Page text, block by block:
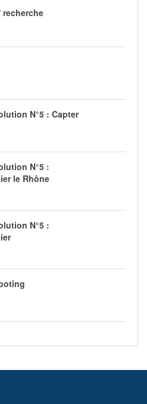
N°5 : Capter
N°5 :
le Rhône
N°5 :